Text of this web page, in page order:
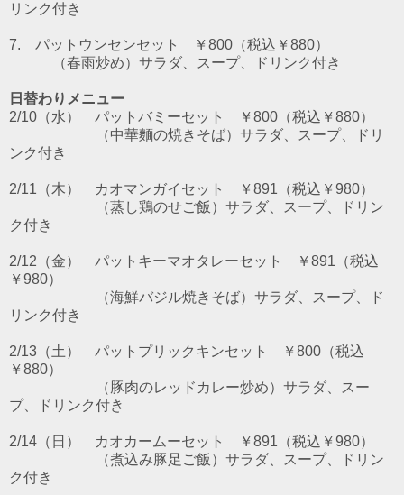
リンク付き
7. パットウンセンセット
￥800（税込￥880）
（春雨炒め）サラダ、スープ、ドリンク付き
日替わりメニュー
2/10（水） パットバミーセット ￥800（税込￥880）
（中華麵の焼きそば）サラダ、スープ、ドリ
ンク付き
2/11（木） カオマンガイセット ￥891（税込￥980）
（蒸し鶏のせご飯）サラダ、スープ、ドリン
ク付き
2/12（金） パットキーマオタレーセット ￥891（税込
￥980）
（海鮮バジル焼きそば）サラダ、スープ、ド
リンク付き
2/13（土） パットプリックキンセット ￥800（税込
￥880）
（豚肉のレッドカレー炒め）サラダ、スー
プ、ドリンク付き
2/14（日） カオカームーセット ￥891（税込￥980）
（煮込み豚足ご飯）サラダ、スープ、ドリン
ク付き